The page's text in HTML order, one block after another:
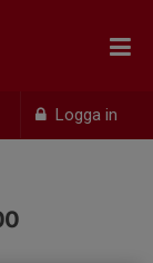
Logga in